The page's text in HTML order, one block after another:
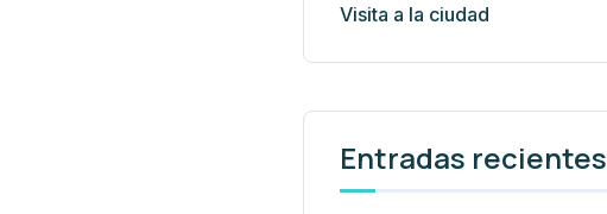
Visita a la ciudad
Entradas recientes